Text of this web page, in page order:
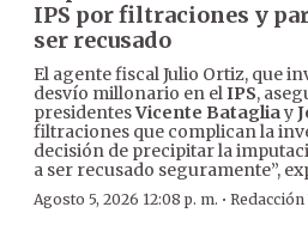
IPS por filtraciones y
ser recusado
El agente fiscal Julio Ortiz, que
desvío millonario en elIPS,
presidentesVicente Batagliay
filtraciones que complican la
decisión de precipitar la
a ser recusado seguramente”,
Agosto 5, 2026 12:08 p. m. · Redacción